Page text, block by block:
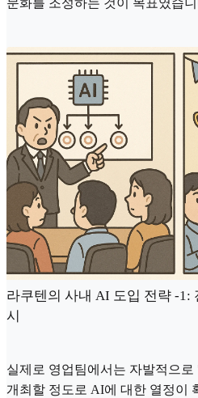
문화를 조성하는 것이 목표였습
라쿠텐의 사내 AI 도입 전략 -1:
시
실제로 영업팀에서는 자발적으
개최할 정도로 AI에 대한 열정이